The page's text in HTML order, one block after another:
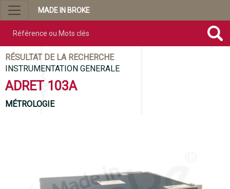
MADE IN BROKE
RÉSULTAT DE LA RECHERCHE
INSTRUMENTATION GENERALE
ADRET 103A
MÉTROLOGIE